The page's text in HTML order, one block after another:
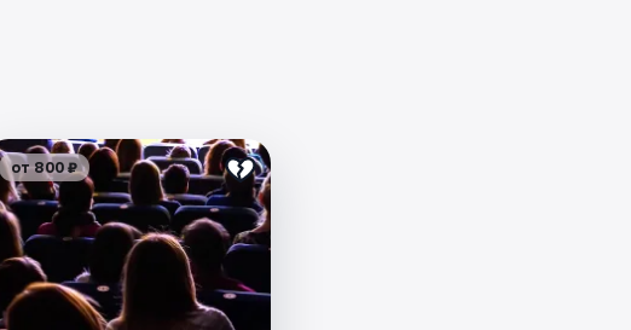
от 800 ₽